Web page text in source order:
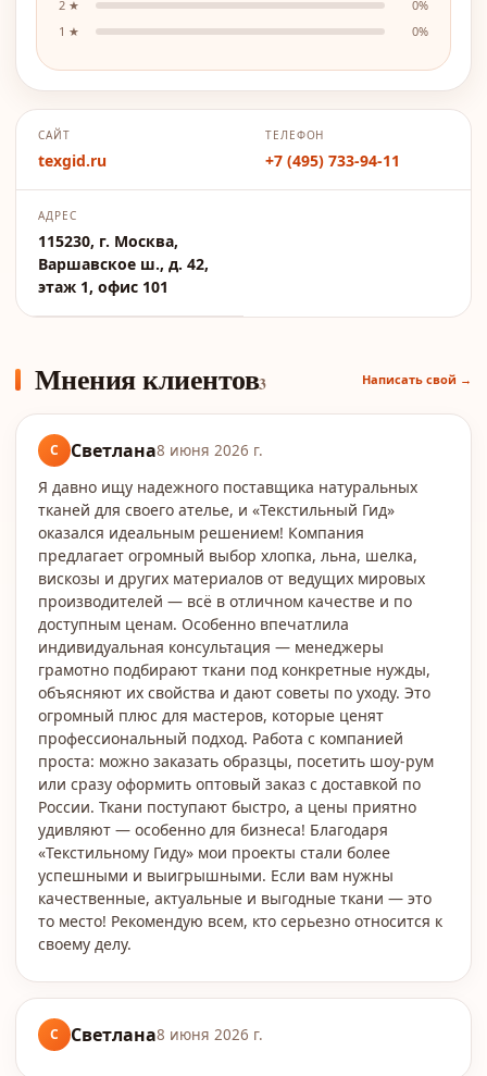
2 ★ 0%
1 ★ 0%
САЙТ
texgid.ru
ТЕЛЕФОН
+7 (495) 733-94-11
АДРЕС
115230, г. Москва,
Варшавское ш., д. 42,
этаж 1, офис 101
Мнения клиентов3 Написать свой →
С Светлана8 июня 2026 г.
Я давно ищу надежного поставщика натуральных
тканей для своего ателье, и «Текстильный Гид»
оказался идеальным решением! Компания
предлагает огромный выбор хлопка, льна, шелка,
вискозы и других материалов от ведущих мировых
производителей — всё в отличном качестве и по
доступным ценам. Особенно впечатлила
индивидуальная консультация — менеджеры
грамотно подбирают ткани под конкретные нужды,
объясняют их свойства и дают советы по уходу. Это
огромный плюс для мастеров, которые ценят
профессиональный подход. Работа с компанией
проста: можно заказать образцы, посетить шоу-рум
или сразу оформить оптовый заказ с доставкой по
России. Ткани поступают быстро, а цены приятно
удивляют — особенно для бизнеса! Благодаря
«Текстильному Гиду» мои проекты стали более
успешными и выигрышными. Если вам нужны
качественные, актуальные и выгодные ткани — это
то место! Рекомендую всем, кто серьезно относится к
своему делу.
С Светлана8 июня 2026 г.